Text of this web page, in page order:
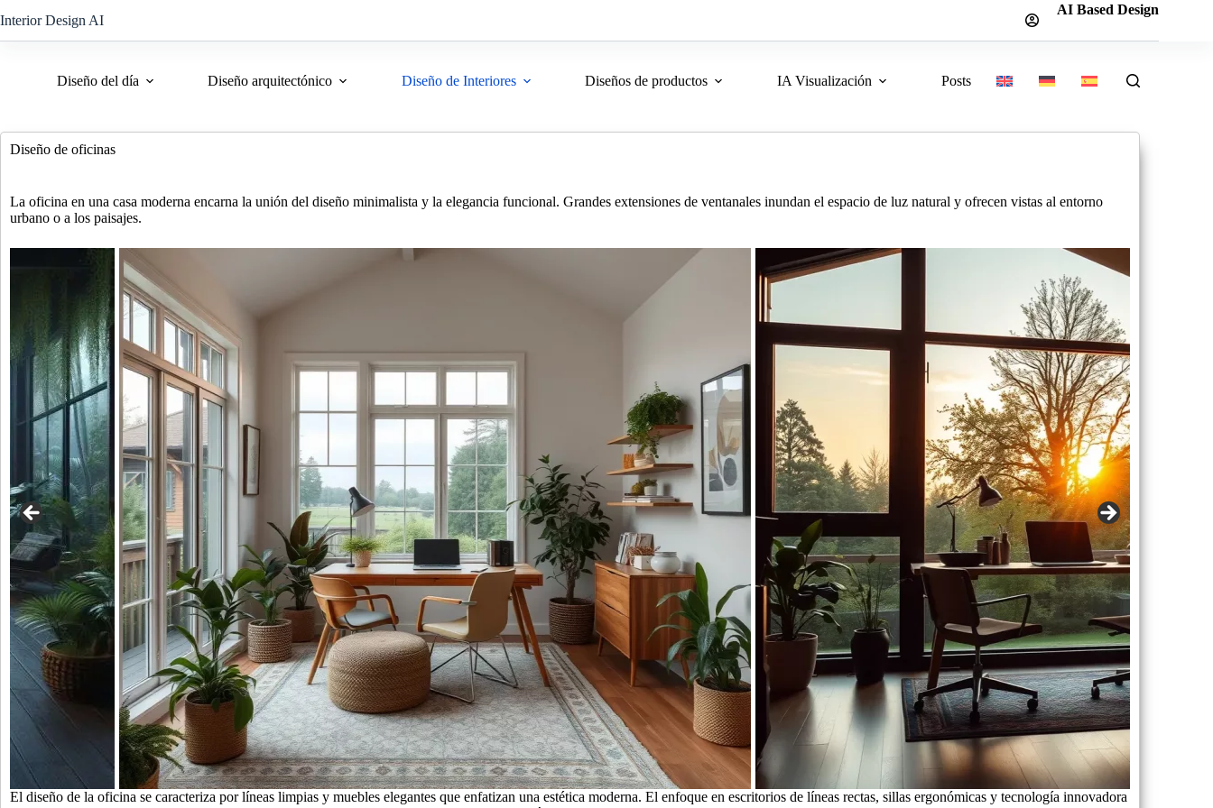
al
contenido
Interior Design AI
AI Based Design
Diseño del día Diseño arquitectónico Diseño de Interiores Diseños de productos IA Visualización Posts
Diseño de oficinas
La oficina en una casa moderna encarna la unión del diseño minimalista y la elegancia funcional. Grandes extensiones de ventanales inundan el espacio de luz natural y ofrecen vistas al entorno
urbano o a los paisajes.
El diseño de la oficina se caracteriza por líneas limpias y muebles elegantes que enfatizan una estética moderna. El enfoque en escritorios de líneas rectas, sillas ergonómicas y tecnología innovadora